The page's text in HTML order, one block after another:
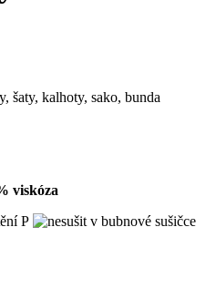
šaty, kalhoty, sako, bunda
viskóza